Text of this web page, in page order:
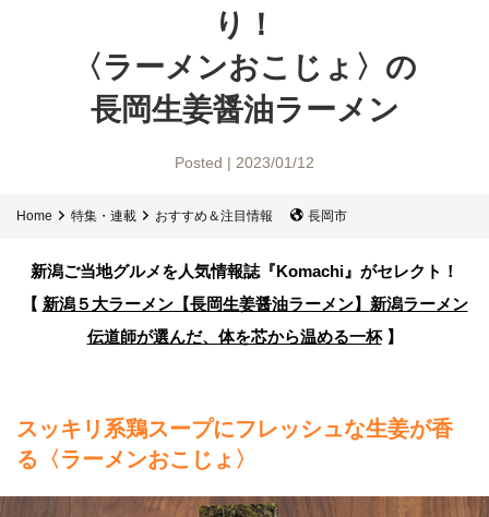
り！
〈ラーメンおこじょ〉の
長岡生姜醤油ラーメン
Posted | 2023/01/12
Home 特集・連載 おすすめ＆注目情報 長岡市
新潟ご当地グルメを人気情報誌 『Komachi』がセレクト！
【 新潟５大ラーメン【長岡生姜醤油ラーメン】 新潟ラーメン
伝道師が選んだ、体を芯から温める一杯】
スッキリ系鶏スープにフレッシュな生姜が香
る〈ラーメンおこじょ〉